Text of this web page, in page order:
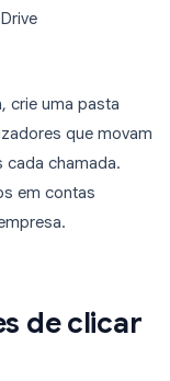
crie uma pasta
que movam
cada chamada.
em contas
de clicar